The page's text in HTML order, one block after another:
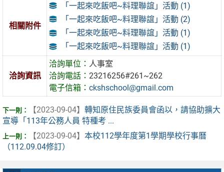
相關附件
「一起來吃飯吧~料理聯誼」活動 (1)
「一起來吃飯吧~料理聯誼」活動 (2)
「一起來吃飯吧~料理聯誼」活動 (1)
「一起來吃飯吧~料理聯誼」活動 (1)
洽詢資訊
洽詢單位： 人事室
洽詢電話：23216256#261~262
電子信箱：ckshschool@gmail.com
【2023-09-04】 轉知原住民族委員會函以，請協助擴大
宣導「113年公務人員 特種考 ...
【2023-09-04】 本校112學年度第1學期學校行事曆
（112.09.04修訂）